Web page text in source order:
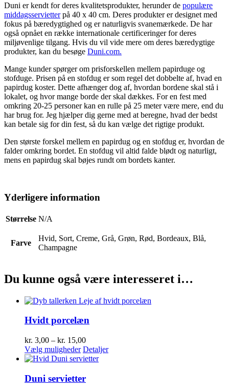
Duni er kendt for deres kvalitetsprodukter, herunder de populære
middagsservietterpå 40 x 40 cm. Deres produkter er designet med
fokus på bæredygtighed og er naturligvis svanemærkede. De har
også opnået en række internationale certificeringer for deres
miljøvenlige tilgang. Hvis du vil vide mere om deres bæredygtige
produkter, kan du besøge Duni.com.
Mange kunder spørger om prisforskellen mellem papirduge og
stofduge. Prisen på en stofdug er som regel det dobbelte af, hvad en
papirdug koster. Dette afhænger dog af, hvordan bordene skal stå i
lokalet, og hvor mange borde der skal dækkes. For en fest med
omkring 20-25 personer kan en rulle på 25 meter være mere, end du
har brug for. Jeg hjælper dig gerne med at beregne, hvad der bedst
kan betale sig for din fest, så du kan vælge det rigtige produkt.
Den største forskel mellem en papirdug og en stofdug er, hvordan de
falder omkring bordet. En stofdug vil altid falde blødt og naturligt,
mens en papirdug skal bøjes rundt om bordets kanter.
Yderligere information
Størrelse N/A
Farve
Hvid, Sort, Creme, Grå, Grøn, Rød, Bordeaux, Blå,
Champagne
Du kunne også være interesseret i…
Hvidt porcelæn
kr. 3,00 – kr. 15,00Prisinterval:
kr. 3,00
til
Vælg muligheder Dette
vare
flere
varianter.
Detaljer
Duni servietter